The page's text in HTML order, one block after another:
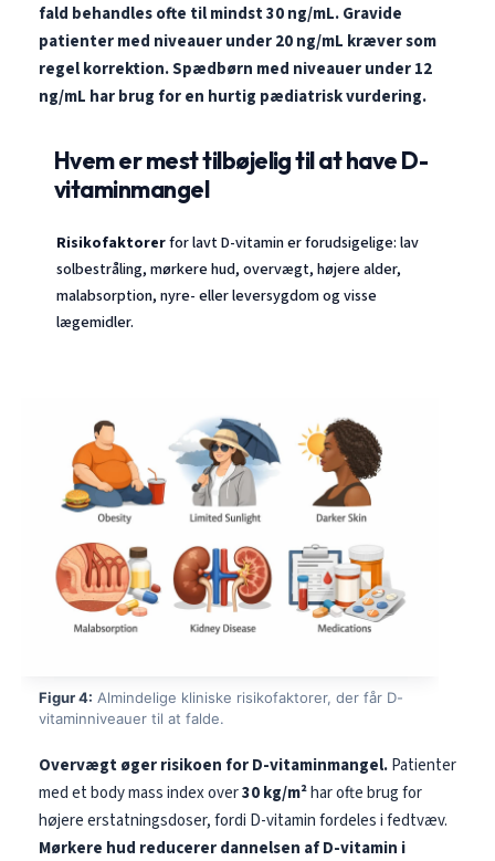
fald behandles ofte til mindst 30 ng/mL.Gravide
patienter med niveauer under 20 ng/mL kræver som
regel korrektion.Spædbørn med niveauer under 12
ng/mL har brug for en hurtig pædiatrisk vurdering.
Hvem er mest tilbøjelig til at have D-
vitaminmangel
Risikofaktorerfor lavt D-vitamin er forudsigelige: lav
solbestråling, mørkere hud, overvægt, højere alder,
malabsorption, nyre- eller leversygdom og visse
lægemidler.
Figur 4: Almindelige kliniske risikofaktorer, der får D-
vitaminniveauer til at falde.
Overvægt øger risikoen for D-vitaminmangel.Patienter
med et body mass index over30 kg/m²har ofte brug for
højere erstatningsdoser, fordi D-vitamin fordeles i fedtvæv.
Mørkere hud reducerer dannelsen af D-vitamin i